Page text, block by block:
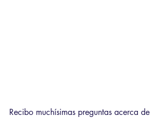
Recibo muchísimas preguntas acerca de